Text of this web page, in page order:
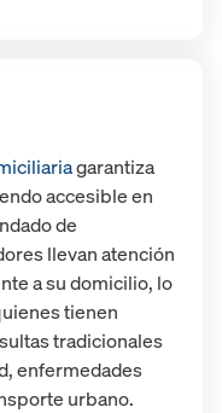
garantiza
accesible en
de
llevan atención
a su domicilio, lo
tienen
tradicionales
enfermedades
urbano.